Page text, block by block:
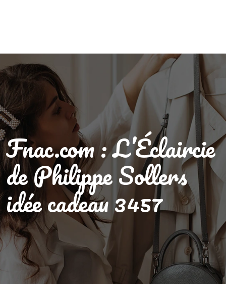
Fnac.com : L’Éclaircie
de Philippe Sollers
idée cadeau 3457